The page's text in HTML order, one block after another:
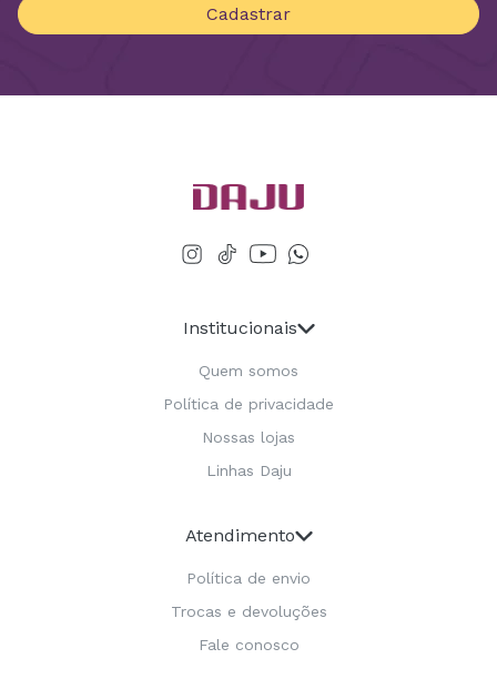
Cadastrar
Institucionais
Quem somos
Política de privacidade
Nossas lojas
Linhas Daju
Atendimento
Política de envio
Trocas e devoluções
Fale conosco